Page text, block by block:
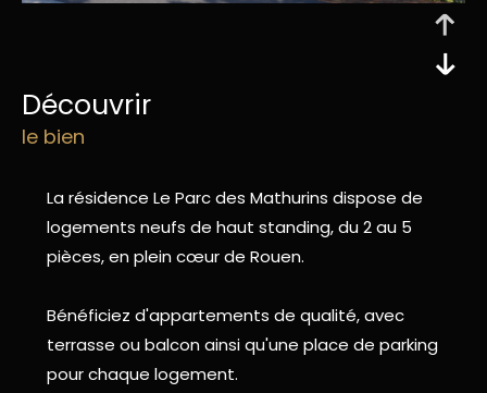
découvrir
le bien
La résidence Le Parc des Mathurins dispose de
logements neufs de haut standing, du 2 au 5
pièces, en plein cœur de Rouen.
Bénéficiez d'appartements de qualité, avec
terrasse ou balcon ainsi qu'une place de parking
pour chaque logement.